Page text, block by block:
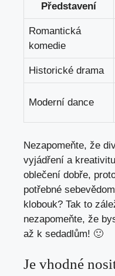
Představení
Romantická
komedie
Historické drama
Moderní dance
Nezapomeňte, že
vyjádření a‌
oblečení dobře,
potřebné
klobouk? Tak to
⁣nezapomeňte, že
až k ⁢sedadlům! 🙂
Je vhodné